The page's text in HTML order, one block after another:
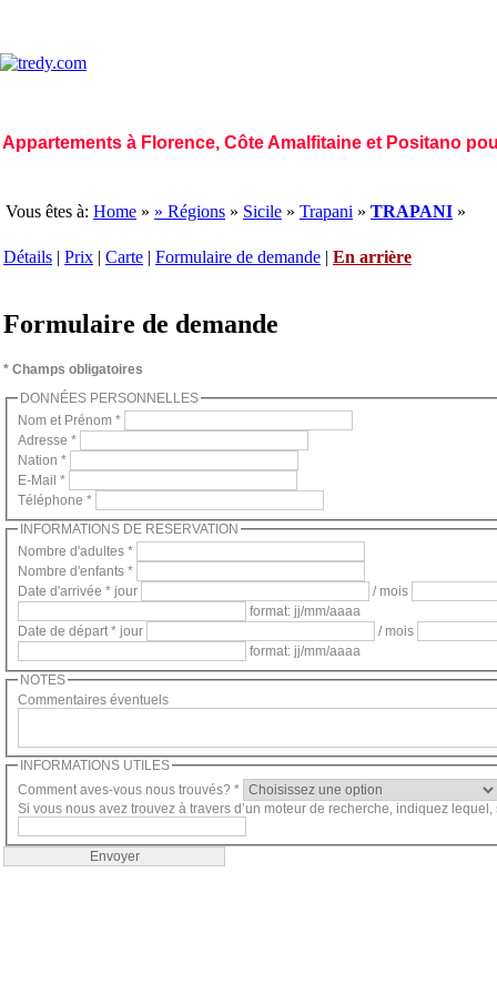
Appartements à Florence, Côte Amalfitaine et Positano
Vous êtes à: Home » » Régions » Sicile » Trapani » TRAPANI »
Détails | Prix | Carte | Formulaire de demande | En arrière
Formulaire de demande
* Champs obligatoires
DONNÉES PERSONNELLES
Nom et Prénom *
Adresse *
Nation *
E-Mail *
Téléphone *
INFORMATIONS DE RESERVATION
Nombre d'adultes *
Nombre d'enfants *
Date d'arrivée * jour
/ mois
format: jj/mm/aaaa
Date de départ * jour
/ mois
format: jj/mm/aaaa
NOTES
Commentaires éventuels
INFORMATIONS UTILES
Comment aves-vous nous trouvés? *
Si vous nous avez trouvez à travers d’un moteur de recherche, indiquez lequel,